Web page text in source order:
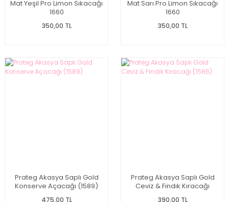
Mat Yeşil Pro Limon Sıkacağı
1660
350,00 TL
Mat Sarı Pro Limon Sıkacağı
1660
350,00 TL
Prateg Akasya Saplı Gold
Konserve Açacağı (1589)
475,00 TL
Prateg Akasya Saplı Gold
Ceviz & Fındık Kıracağı
390,00 TL